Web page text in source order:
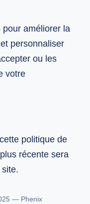
pour améliorer la
personnaliser
ou les
votre
politique de
récente sera
— Phenix